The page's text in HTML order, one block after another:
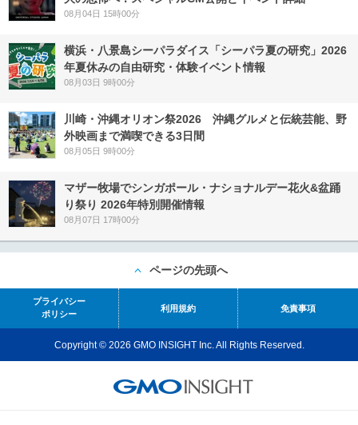
08月04日 15時00分
横浜・八景島シーパラダイス「シーパラ夏の研究」2026
年夏休みの自由研究・体験イベント情報
08月03日 9時00分
川崎・沖縄オリオン祭2026 沖縄グルメと伝統芸能、野
外映画まで満喫できる3日間
08月05日 9時00分
マザー牧場でシンガポール・ナショナルデー花火&盆踊
り祭り 2026年特別開催情報
08月07日 17時00分
ページの先頭へ
プライバシー
ポリシー
利用規約 免責事項
Copyright © 2026 GMO INSIGHT Inc. All Rights Reserved.